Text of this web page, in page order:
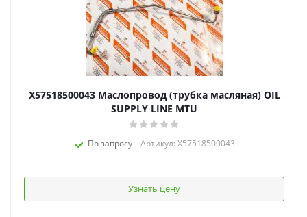
X57518500043 Маслопровод (трубка масляная) OIL
SUPPLY LINE MTU
По запросу Артикул: X57518500043
Узнать цену